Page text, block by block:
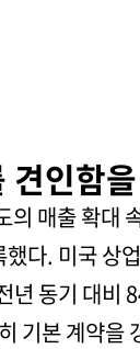
인함
의 매출 확대
다. 미국
년 동기 대
기본 계약